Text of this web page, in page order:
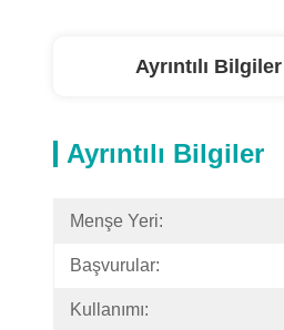
Ayrıntılı Bilgiler
Ayrıntılı Bilgiler
Menşe Yeri:
Başvurular:
Kullanımı: